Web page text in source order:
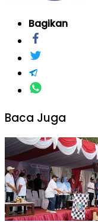
Bagikan
Baca Juga